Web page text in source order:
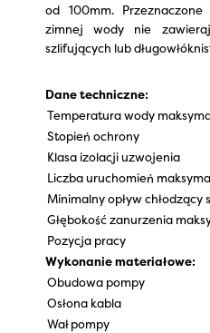
od 100mm.
zimnej wody nie
szlifujących lub
Dane techniczne:
Temperatura wody
Stopień ochrony
Klasa izolacji uzwojenia
Liczba uruchomień
Minimalny opływ chłodzący
Głębokość zanurzenia
Pozycja pracy
Wykonanie materiałowe:
Obudowa pompy
Osłona kabla
Wał pompy